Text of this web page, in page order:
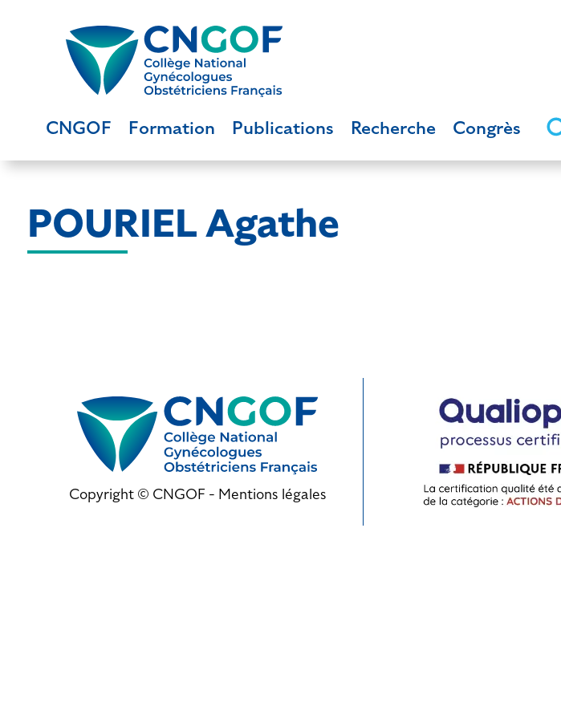
CNGOF Formation Publications Recherche Congrès
POURIEL Agathe
Copyright © CNGOF - Mentions légales